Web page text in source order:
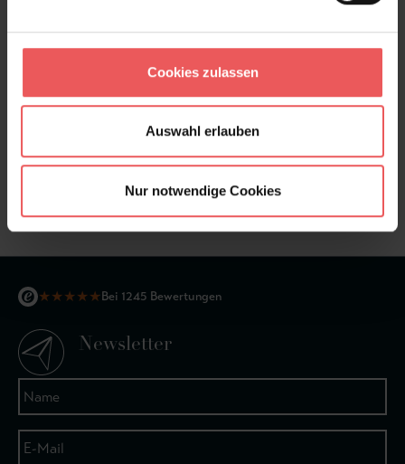
Cookies zulassen
Auswahl erlauben
Nur notwendige Cookies
★★★★★Bei 1245 Bewertungen
Newsletter